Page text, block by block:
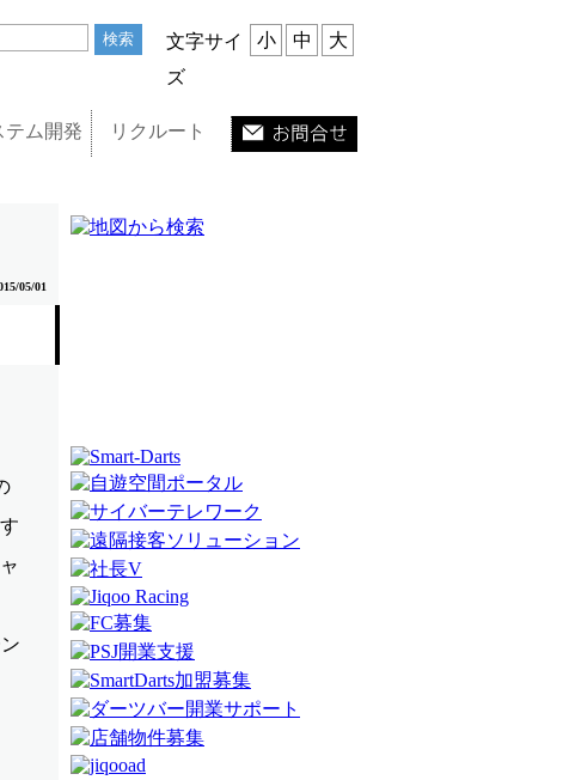
文字サイ
ズ
小 中 大
テム開発 リクルート
05/01